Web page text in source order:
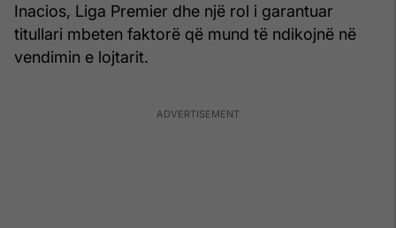
Inacios, Liga Premier dhe një rol i garantuar
titullari mbeten faktorë që mund të ndikojnë në
vendimin e lojtarit.